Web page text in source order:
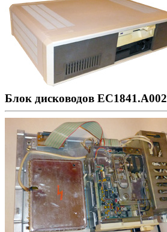
Блок дисководов ЕС1841.А002